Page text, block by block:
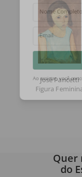
José Pancetti
Figura
Nome Completo
Ao assinar, você
Quer
do